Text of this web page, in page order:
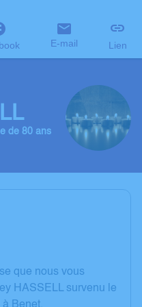
E-mail Lien
de 80 ans
que nous vous
HASSELL survenu le